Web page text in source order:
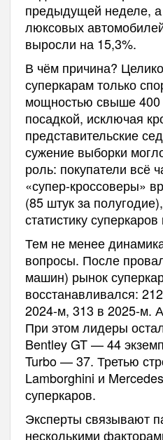
предыдущей неделе,
люксовых
выросли на 15,3%.
В чём причина?
суперкарам только
мощностью свыше 400
посадкой, исключая
представительские
сужение выборки
роль: покупатели всё
«супер-кроссоверы»
(85 штук за
статистику
Тем не менее
вопросы. После
машин) рынок
восстанавливался:
2024-м, 313 в 2025-м.
При этом лидеры
Bentley GT — 44
Turbo — 37. Третью
Lamborghini и
суперкаров.
Эксперты связывают
несколькими